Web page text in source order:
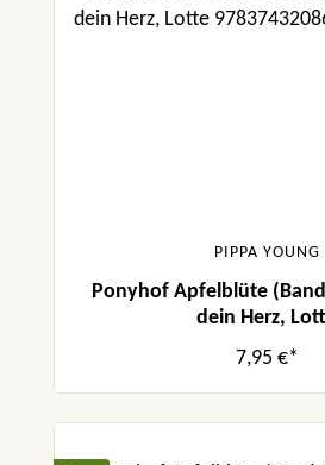
PIPPA YOUNG
Ponyhof Apfelblüte
dein Herz,
7,95 €*